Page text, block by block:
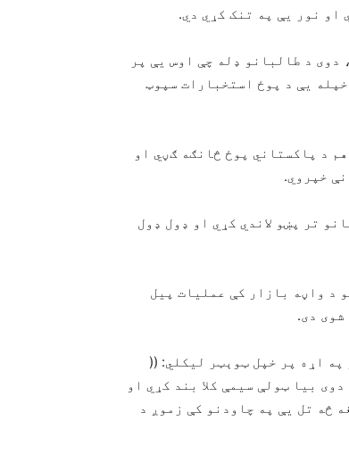
او نور یې په تنک کړي دي.
د طالبانو ډله چې اوس یې پر
یې د پوځ استخبارات سپوټ
د پاکستاني پوځ څانګه ګڼي او
خپروي.
تر پښو لاندي کړي او ډول ډول
د واڼه بازار کې عملیات پیل
دی.
اړه پر خپل ټوېټر لیکلي: ((
بیا ټولې سیمې کلا بند کړي او
څه تل یې په چاودنو کې زموږ د